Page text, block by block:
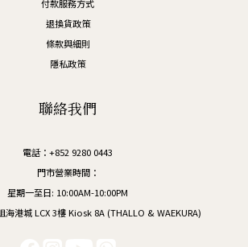
付款服務方式
退換貨政策
條款與細則
隱私政策
聯絡我們
電話：+852 9280 0443
門市營業時間：
星期一至日: 10:00AM-10:00PM
海港城 LCX 3樓 Kiosk 8A (THALLO & WAEKURA)